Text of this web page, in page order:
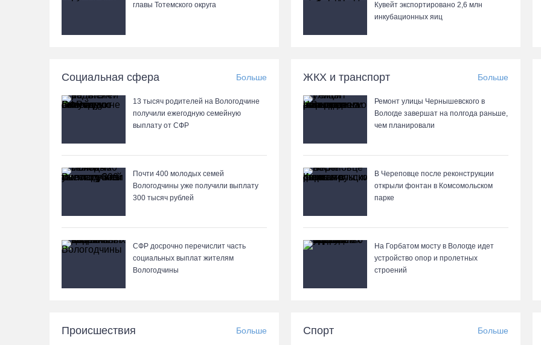
главы Тотемского округа
Кувейт экспортировано 2,6 млн
инкубационных яиц
Социальная сфера Больше
13 тысяч родителей на Вологодчине
получили ежегодную семейную
выплату от СФР
Почти 400 молодых семей
Вологодчины уже получили выплату
300 тысяч рублей
СФР досрочно перечислит часть
социальных выплат жителям
Вологодчины
ЖКХ и транспорт Больше
Ремонт улицы Чернышевского в
Вологде завершат на полгода раньше,
чем планировали
В Череповце после реконструкции
открыли фонтан в Комсомольском
парке
На Горбатом мосту в Вологде идет
устройство опор и пролетных
строений
Происшествия Больше Спорт Больше